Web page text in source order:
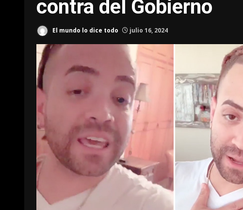
contra del Gobierno
El mundo lo dice todo julio 16, 2024